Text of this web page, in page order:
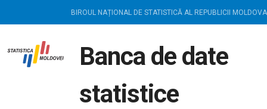
BIROUL NAȚIONAL DE STATISTICĂ AL REPUBLICII MOLDOVA
Banca de date
statistice